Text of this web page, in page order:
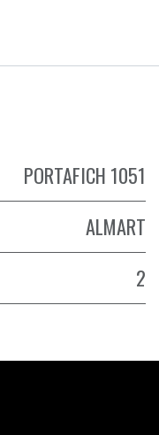
PORTAFICH 1051
ALMART
2